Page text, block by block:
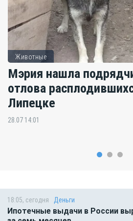
Животные
Мэрия нашла
отлова
Липецке
28.07 14:01
18:05, сегодня Деньги
Ипотечные выдачи в России